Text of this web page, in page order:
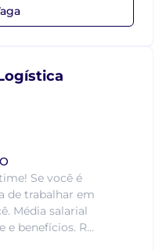
Se você é
de trabalhar em
Média salarial
benefícios. R...